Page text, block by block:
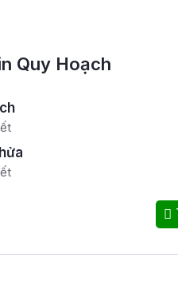
Quy Hoạch